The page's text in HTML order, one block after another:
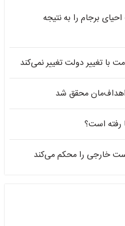
برجام را به نتیجه
با تغییر دولت تغییر نمی‌کند
محقق شد
رفته است؟
خارجی را محکم می‌کند